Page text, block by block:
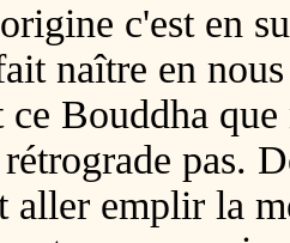
c'est en
naître en
ce Bouddha
pas.
aller emplir la